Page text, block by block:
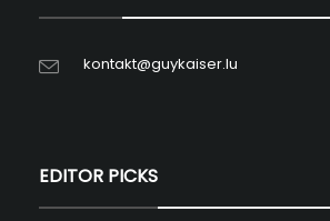
kontakt@guykaiser.lu
EDITOR PICKS